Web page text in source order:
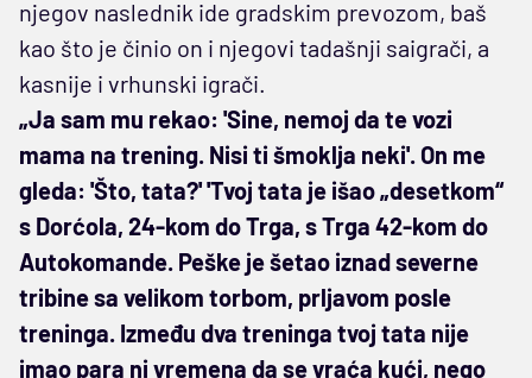
njegov naslednik ide gradskim prevozom, baš
kao što je činio on i njegovi tadašnji saigrači, a
kasnije i vrhunski igrači.
„Ja sam mu rekao: 'Sine, nemoj da te vozi
mama na trening. Nisi ti šmoklja neki'. On me
gleda: 'Što, tata?' 'Tvoj tata je išao „desetkom“
s Dorćola, 24-kom do Trga, s Trga 42-kom do
Autokomande. Peške je šetao iznad severne
tribine sa velikom torbom, prljavom posle
treninga. Između dva treninga tvoj tata nije
imao para ni vremena da se vraća kući, nego